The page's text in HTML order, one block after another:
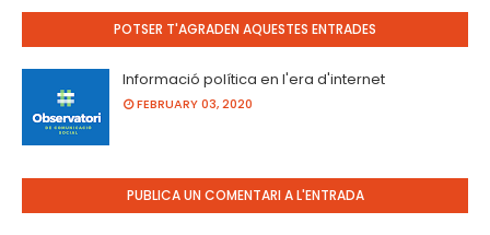
POTSER T'AGRADEN AQUESTES ENTRADES
Informació política en l'era d'internet
FEBRUARY 03, 2020
PUBLICA UN COMENTARI A L'ENTRADA